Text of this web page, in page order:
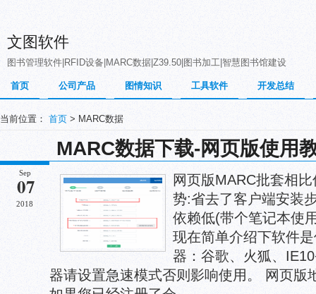
文图软件
图书管理软件|RFID设备|MARC数据|Z39.50|图书加工|智慧图书馆建设
首页 公司产品 图情知识 工具软件 开发总结
当前位置： 首页 > MARC数据
MARC数据下载-网页版使用
Sep
07
2018
网页版MARC批套相
势:省去了客户端安装
依赖低(带个笔记本使
现在简单介绍下软件
器：谷歌、火狐、
器请设置急速模式否则影响使用。 网页版